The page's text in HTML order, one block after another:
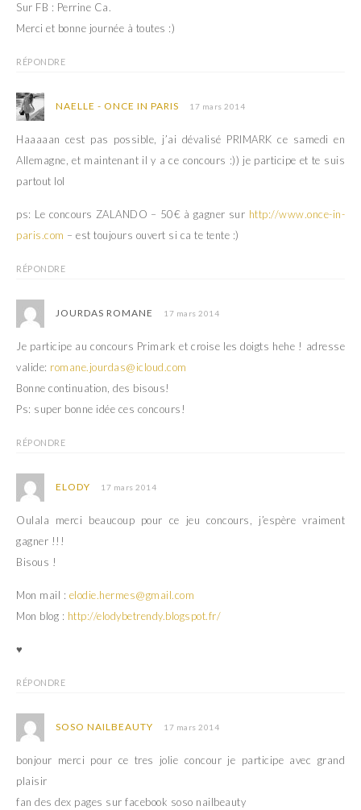
Sur FB : Perrine Ca.
Merci et bonne journée à toutes :)
RÉPONDRE
NAELLE - ONCE IN PARIS 17 mars 2014
Haaaaan cest pas possible, j’ai dévalisé PRIMARK ce samedi en
Allemagne, et maintenant il y a ce concours :)) je participe et te suis
partout lol
ps: Le concours ZALANDO – 50€ à gagner sur http://www.once-in-
paris.com – est toujours ouvert si ca te tente :)
RÉPONDRE
JOURDAS ROMANE 17 mars 2014
Je participe au concours Primark et croise les doigts hehe ! adresse
valide: romane.jourdas@icloud.com
Bonne continuation, des bisous!
Ps: super bonne idée ces concours!
RÉPONDRE
ELODY 17 mars 2014
Oulala merci beaucoup pour ce jeu concours, j’espère vraiment
gagner !!!
Bisous !
Mon mail : elodie.hermes@gmail.com
Mon blog : http://elodybetrendy.blogspot.fr/
♥
RÉPONDRE
SOSO NAILBEAUTY 17 mars 2014
bonjour merci pour ce tres jolie concour je participe avec grand
plaisir
fan des dex pages sur facebook soso nailbeauty